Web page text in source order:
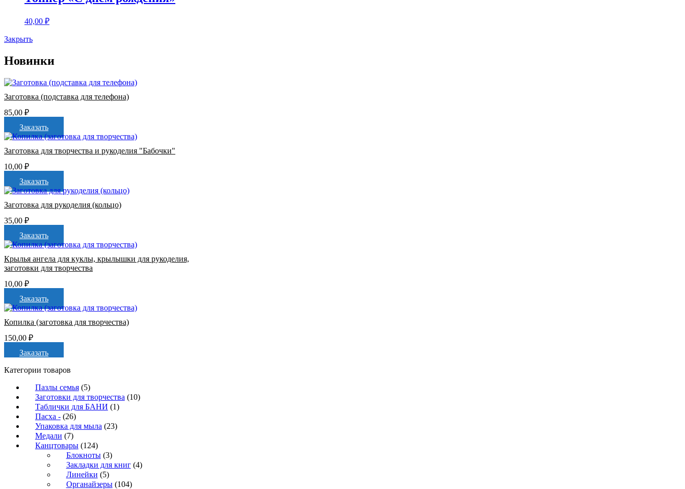
40,00 ₽
Закрыть
Новинки
Заготовка (подставка для телефона)
85,00 ₽
Заказать
Заготовка для творчества и рукоделия "Бабочки"
10,00 ₽
Заказать
Заготовка для рукоделия (кольцо)
35,00 ₽
Заказать
Крылья ангела для куклы, крылышки для рукоделия,
заготовки для творчества
10,00 ₽
Заказать
Копилка (заготовка для творчества)
150,00 ₽
Заказать
Категории товаров
Пазлы семья (5)
Заготовки для творчества (10)
Таблички для БАНИ (1)
Пасха - (26)
Упаковка для мыла (23)
Медали (7)
Канцтовары (124)
Блокноты (3)
Закладки для книг (4)
Линейки (5)
Органайзеры (104)